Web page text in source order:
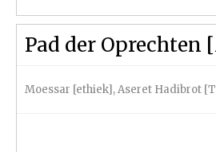
Pad der Oprechten
Moessar [ethiek],Aseret Hadibrot